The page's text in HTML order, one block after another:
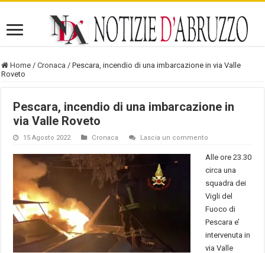
Home / Cronaca / Pescara, incendio di una imbarcazione in via Valle
Roveto
Pescara, incendio di una imbarcazione in
via Valle Roveto
15 Agosto 2022 Cronaca Lascia un commento
Alle ore 23.30
circa una
squadra dei
Vigli del
Fuoco di
Pescara e’
intervenuta in
via Valle